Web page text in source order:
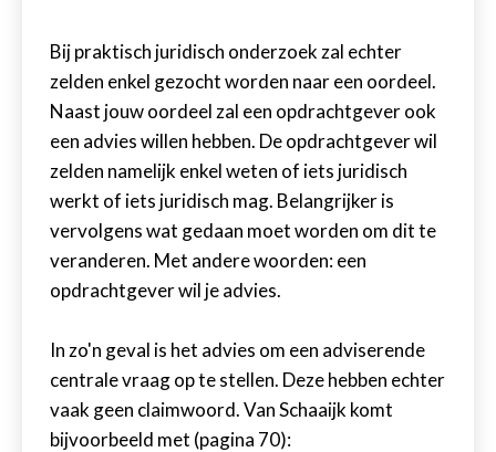
Bij praktisch juridisch onderzoek zal echter
zelden enkel gezocht worden naar een oordeel.
Naast jouw oordeel zal een opdrachtgever ook
een advies willen hebben. De opdrachtgever wil
zelden namelijk enkel weten of iets juridisch
werkt of iets juridisch mag. Belangrijker is
vervolgens wat gedaan moet worden om dit te
veranderen. Met andere woorden: een
opdrachtgever wil je advies.
In zo'n geval is het advies om een adviserende
centrale vraag op te stellen. Deze hebben echter
vaak geen claimwoord. Van Schaaijk komt
bijvoorbeeld met (pagina 70):